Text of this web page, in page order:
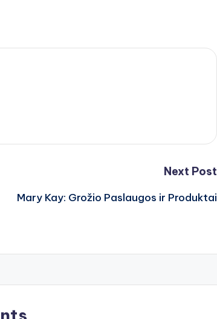
Next Post
Mary Kay: Grožio Paslaugos ir Produktai